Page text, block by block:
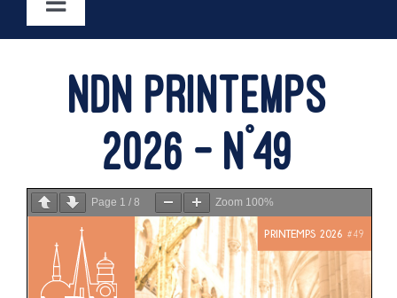
Toggle
Étapes de la vie
Vie paroissiale
Actualités
Contact
NDN Printemps
2026 – n°49
Page 1 / 8 Zoom 100%